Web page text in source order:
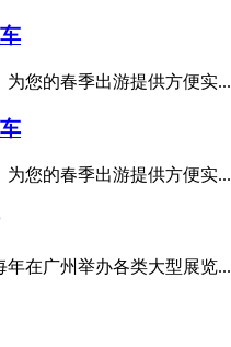
您的春季出游提供方便实...
您的春季出游提供方便实...
在广州举办各类大型展览...